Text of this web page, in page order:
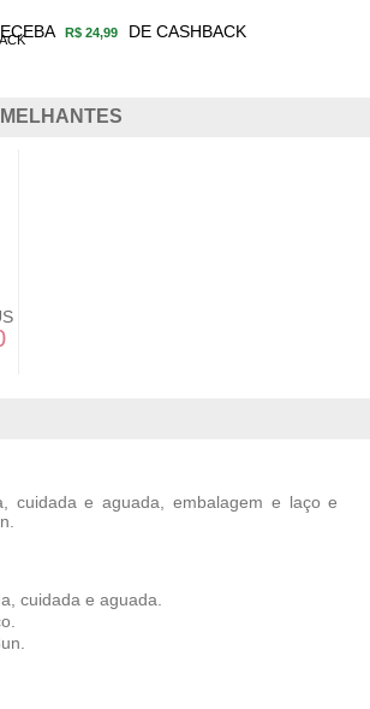
R$ 24,99 DE CASHBACK
BUQUÊ 'LIZZIE'
cuidada e aguada, embalagem e laço e
cuidada e aguada.